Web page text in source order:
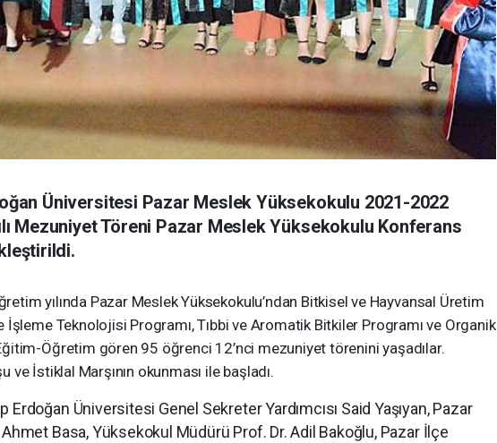
Üniversitesi Pazar Meslek Yüksekokulu 2021-2022
Mezuniyet Töreni Pazar Meslek Yüksekokulu Konferans
yılında Pazar Meslek Yüksekokulu’ndan Bitkisel ve Hayvansal Üretim
İşleme Teknolojisi Programı, Tıbbi ve Aromatik Bitkiler Programı ve Organik
Öğretim gören 95 öğrenci 12’nci mezuniyet törenini yaşadılar.
ve İstiklal Marşının okunması ile başladı.
Erdoğan Üniversitesi Genel Sekreter Yardımcısı Said Yaşıyan, Pazar
Ahmet Basa, Yüksekokul Müdürü Prof. Dr. Adil Bakoğlu, Pazar İlçe